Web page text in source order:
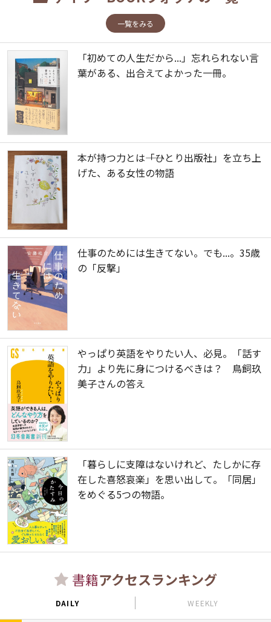
一覧をみる
「初めての人生だから...」忘れられない言
葉がある、出合えてよかった一冊。
本が持つ力とは――「ひとり出版社」を立ち上
げた、ある女性の物語
仕事のためには生きてない。でも...。35歳
の「反撃」
やっぱり英語をやりたい人、必見。「話す
力」より先に身につけるべきは？ 鳥飼玖
美子さんの答え
「暮らしに支障はないけれど、たしかに存
在した喜怒哀楽」を思い出して。「同居」
をめぐる5つの物語。
書籍アクセスランキング
DAILY WEEKLY